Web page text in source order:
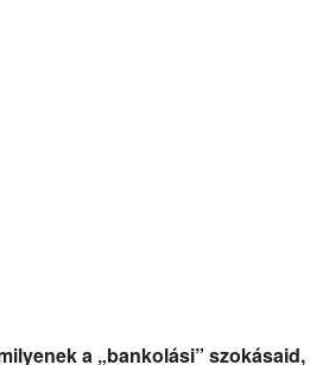
a „bankolási” szokásaid,